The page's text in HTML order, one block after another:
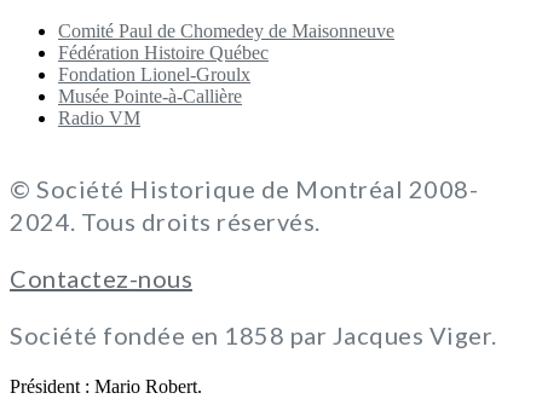
Comité Paul de Chomedey de Maisonneuve
Fédération Histoire Québec
Fondation Lionel-Groulx
Musée Pointe-à-Callière
Radio VM
© Société Historique de Montréal 2008-
2024. Tous droits réservés.
Contactez-nous
Société fondée en 1858 par Jacques Viger.
Président : Mario Robert.